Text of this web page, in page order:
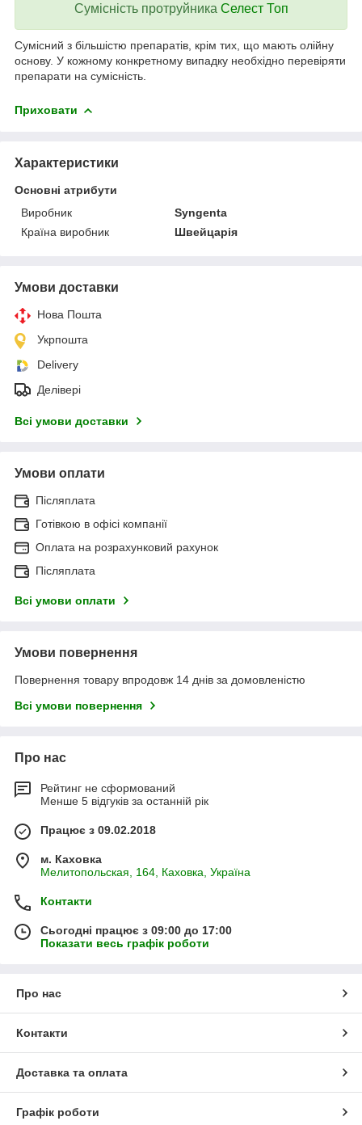
Сумісність протруйника Селест Топ
Сумісний з більшістю препаратів, крім тих, що мають олійну
основу. У кожному конкретному випадку необхідно перевіряти
препарати на сумісність.
Приховати
Характеристики
Основні атрибути
Виробник
Syngenta
Країна виробник
Швейцарія
Умови доставки
Нова Пошта
Укрпошта
Delivery
Делівері
Всі умови доставки
Умови оплати
Післяплата
Готівкою в офісі компанії
Оплата на розрахунковий рахунок
Післяплата
Всі умови оплати
Умови повернення
Повернення товару впродовж 14 днів за домовленістю
Всі умови повернення
Про нас
Рейтинг не сформований
Менше 5 відгуків за останній рік
Працює з 09.02.2018
м. Каховка
Мелитопольская, 164, Каховка, Україна
Контакти
Сьогодні працює з 09:00 до 17:00
Показати весь графік роботи
Про нас
Контакти
Доставка та оплата
Графік роботи